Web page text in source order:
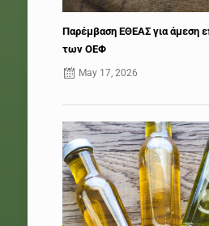
Παρέμβαση ΕΘΕΑΣ για άμεση
των ΟΕΦ
May 17, 2026